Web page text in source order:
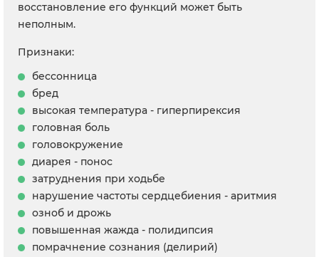
восстановление его функций может быть
неполным.
Признаки:
бессонница
бред
высокая температура - гиперпирексия
головная боль
головокружение
диарея - понос
затруднения при ходьбе
нарушение частоты сердцебиения - аритмия
озноб и дрожь
повышенная жажда - полидипсия
помрачнение сознания (делирий)